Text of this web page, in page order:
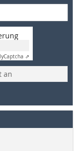
Captcha ⇗
an